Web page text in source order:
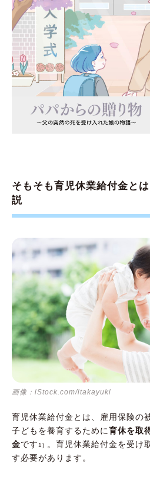
そもそも育児休業給付金と
説
画像：iStock.com/itakayuki
育児休業給付金とは、雇用保険の
子どもを養育するために育休を取
金です 1)
。育児休業給付金を受け
す必要があります。